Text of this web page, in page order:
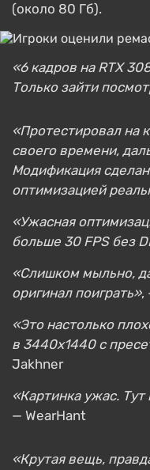
(около 80 Гб).
«6 кадров на RTX
Только зайти
«Протестировал на
своего времени,
Модификация
оптимизацией
«Ужасная
больше 30 FPS без
«Слишком мыльно,
оригинал поиграть»,
«Это настолько
в 3440х1440 с
Jakhner
«Картинка ужас. Тут
— WearHant
«Крутая вещь,